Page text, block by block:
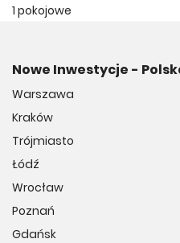
1 pokojowe
Nowe Inwestycje -
Warszawa
Kraków
Trójmiasto
Łódź
Wrocław
Poznań
Gdańsk